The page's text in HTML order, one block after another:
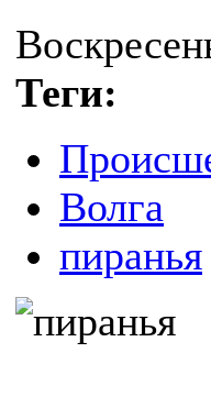
Теги:
Волга
пиранья